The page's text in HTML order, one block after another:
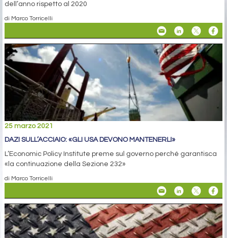
dell’anno rispetto al 2020
di Marco Torricelli
25 marzo 2021
DAZI SULL’ACCIAIO: «GLI USA DEVONO MANTENERLI»
L’Economic Policy Institute preme sul governo perché garantisca
«la continuazione della Sezione 232»
di Marco Torricelli